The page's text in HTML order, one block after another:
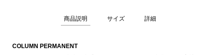
商品説明 サイズ 詳細
COLUMN PERMANENT